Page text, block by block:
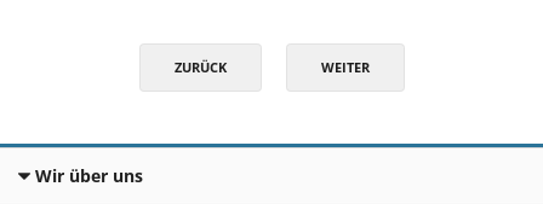
ZURÜCK WEITER
Wir über uns